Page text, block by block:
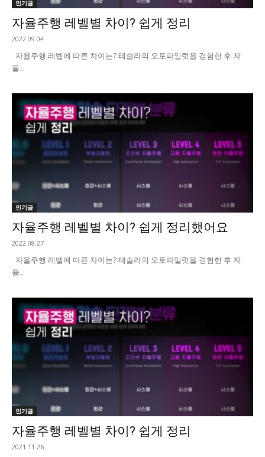
인기글
자율주행 레벨별 차이? 쉽게 정리
2022.09.04
자율주행 레벨에 따른 차이는? 테슬라의 오토파일럿을 경험한 후 자
율...
인기글
자율주행 레벨별 차이? 쉽게 정리했어요
2022.08.27
자율주행 레벨에 따른 차이는? 테슬라의 오토파일럿을 경험한 후 자
율...
인기글
자율주행 레벨별 차이? 쉽게 정리
2021.11.26